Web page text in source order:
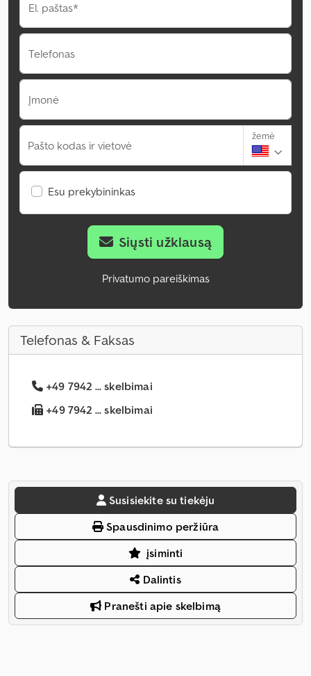
El. paštas*
Telefonas
Įmonė
Pašto kodas ir vietovė
žemė
Esu prekybininkas
Siųsti užklausą
Privatumo pareiškimas
Telefonas & Faksas
+49 7942 ... skelbimai
+49 7942 ... skelbimai
Susisiekite su tiekėju
Spausdinimo peržiūra
įsiminti
Dalintis
Pranešti apie skelbimą